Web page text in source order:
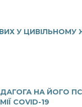
У ЦИВІЛЬНОМУ
НА ЙОГО
COVІD-19